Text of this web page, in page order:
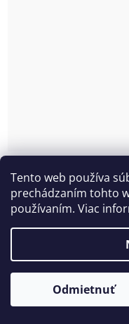
Tento web používa
prechádzaním tohto
používaním. Viac
Odmietnuť
Kojenecká
€18,30
AKCIA